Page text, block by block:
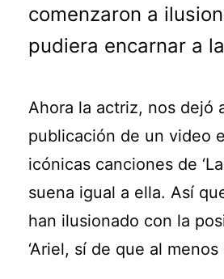
comenzaron a
pudiera encarnar a
Ahora la actriz, nos dejó
publicación de un video
icónicas canciones de
suena igual a ella. Así
han ilusionado con la
‘Ariel, sí de que al